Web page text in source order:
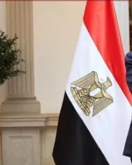
إلهام شرشر تكتب: دي مبقتش كورة..
دي سياسة